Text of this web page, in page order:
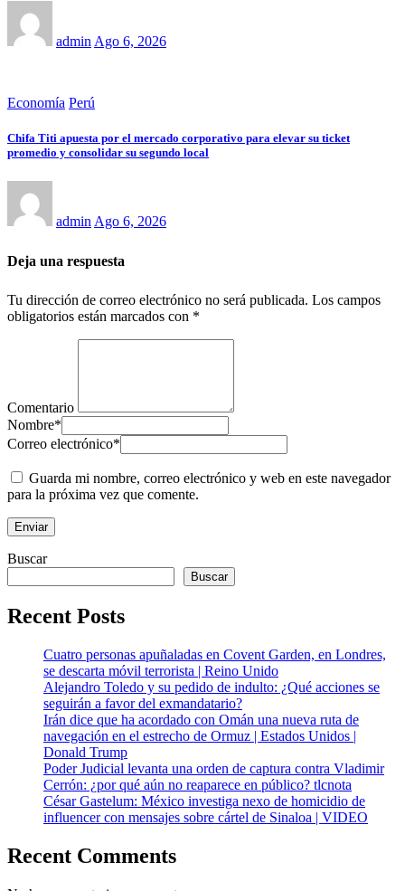
admin Ago 6, 2026
Economía Perú
Chifa Titi apuesta por el mercado corporativo para elevar su ticket
promedio y consolidar su segundo local
admin Ago 6, 2026
Deja una respuesta
Tu dirección de correo electrónico no será publicada. Los campos
obligatorios están marcados con *
Comentario
Nombre*
Correo electrónico*
Guarda mi nombre, correo electrónico y web en este navegador
para la próxima vez que comente.
Buscar
Buscar
Recent Posts
Cuatro personas apuñaladas en Covent Garden, en Londres,
se descarta móvil terrorista | Reino Unido
Alejandro Toledo y su pedido de indulto: ¿Qué acciones se
seguirán a favor del exmandatario?
Irán dice que ha acordado con Omán una nueva ruta de
navegación en el estrecho de Ormuz | Estados Unidos |
Donald Trump
Poder Judicial levanta una orden de captura contra Vladimir
Cerrón: ¿por qué aún no reaparece en público? tlcnota
César Gastelum: México investiga nexo de homicidio de
influencer con mensajes sobre cártel de Sinaloa | VIDEO
Recent Comments